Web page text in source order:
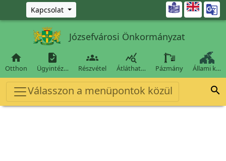
Ugrás a fő tartalomra
Kapcsolat 
Józsefvárosi Önkormányzat

Otthon

Ügyintéz…

Részvétel

Átláthat… Pázmány Állami k…
Válasszon a menüpontok közül 